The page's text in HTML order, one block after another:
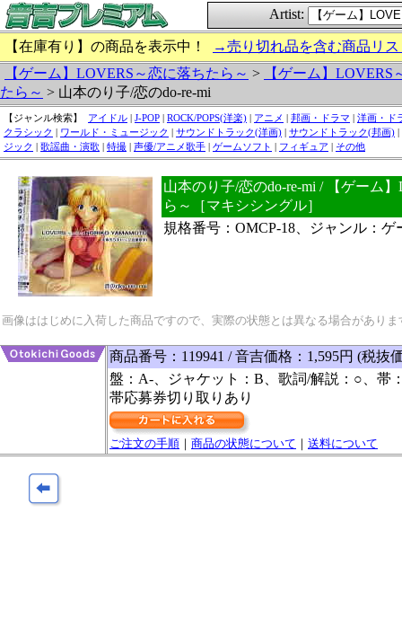
Artist:
【在庫有り】の商品を表示中！
→売り切れ品を含む商品リ
【ゲーム】LOVERS～恋に落ちたら～ >
【ゲーム】LOVERS
たら～ > 山本のり子/恋のdo-re-mi
【ジャンル検索】 アイドル | J-POP | ROCK/POPS(洋楽) | アニメ | 邦画・ドラマ | 洋画・ド
クラシック | ワールド・ミュージック | サウンドトラック(洋画) | サウンドトラック(邦画) |
ジック | 歌謡曲・演歌 | 特撮 | 声優/アニメ歌手 | ゲームソフト | フィギュア | その他
山本のり子/恋のdo-re-mi / 【ゲーム
ら～［マキシシングル］
規格番号：OMCP-18、ジャンル：
画像ははじめに入荷した商品ですので、実際の状態とは異なる場合があり
商品番号：119941 / 音吉価格：1,595円 (税抜
盤：A-、ジャケット：B、歌詞/解説：○、帯
帯応募券切り取りあり
ご注文の手順 ｜ 商品の状態について ｜ 送料について